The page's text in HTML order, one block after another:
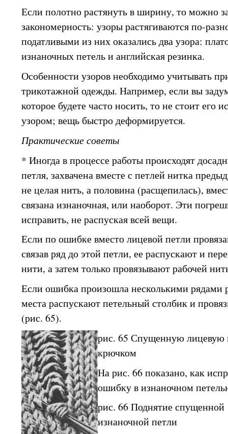
Если полотно растянуть в ширину, то можно
закономерность: узоры растягиваются по-
податливыми из них оказались два узора:
изнаночных петель и английская резинка.
Особенности узоров необходимо учитывать
трикотажной одежды. Например, если вы
которое будете часто носить, то не стоит его
узором; вещь быстро деформируется.
Практические советы
* Иногда в процессе работы происходят
петля, захвачена вместе с петлей нитка
не целая нить, а половина (расщепилась),
связана изнаночная, или наоборот. Эти
исправить, не распуская всей вещи.
Если по ошибке вместо лицевой петли
связав ряд до этой петли, ее распускают и
нити, а затем только провязывают рабочей
Если ошибка произошла несколькими рядами
места распускают петельный столбик и
(рис. 65).
рис. 65 Спущенную лицевую
крючком
На рис. 66 показано, как
ошибку в изнаночном
рис. 66 Поднятие спущенной
изнаночной петли